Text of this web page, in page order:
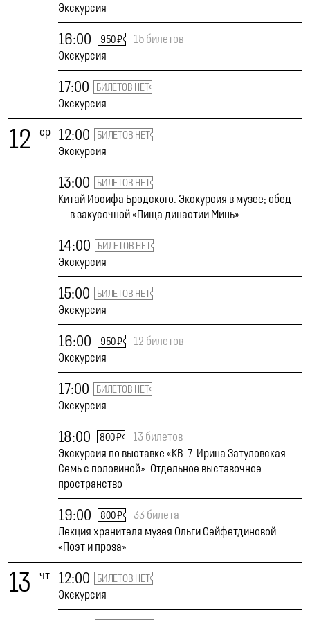
Экскурсия
16:00 950 ₽
15 билетов
Экскурсия
17:00 БИЛЕТОВ НЕТ
Экскурсия
12 ср 12:00 БИЛЕТОВ НЕТ
Экскурсия
13:00 БИЛЕТОВ НЕТ
Китай Иосифа Бродского. Экскурсия в музее; обед
— в закусочной «Пища династии Минь»
14:00 БИЛЕТОВ НЕТ
Экскурсия
15:00 БИЛЕТОВ НЕТ
Экскурсия
16:00 950 ₽
12 билетов
Экскурсия
17:00 БИЛЕТОВ НЕТ
Экскурсия
18:00 800 ₽
13 билетов
Экскурсия по выставке «КВ-7. Ирина Затуловская.
Семь с половиной». Отдельное выставочное
пространство
19:00 800 ₽
33 билета
Лекция хранителя музея Ольги Сейфетдиновой
«Поэт и проза»
13 чт 12:00 БИЛЕТОВ НЕТ
Экскурсия